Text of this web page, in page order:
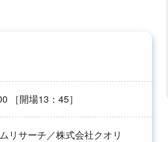
［開場13：45］
リサーチ／株式会社クオリ